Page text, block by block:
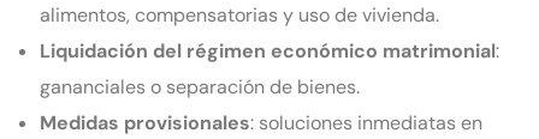
alimentos, compensatorias y uso de vivienda.
Liquidación del régimen económico matrimonial:
gananciales o separación de bienes.
Medidas provisionales: soluciones inmediatas en